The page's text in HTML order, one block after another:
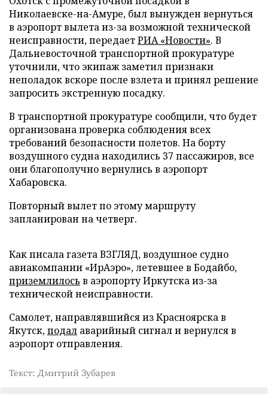
Николаевске-на-Амуре, был вынужден вернуться
в аэропорт вылета из-за возможной технической
неисправности, передаетРИА «Новости». В
Дальневосточной транспортной прокуратуре
уточнили, что экипаж заметил признаки
неполадок вскоре после взлета и принял решение
запросить экстренную посадку.
В транспортной прокуратуре сообщили, что будет
организована проверка соблюдения всех
требований безопасности полетов. На борту
воздушного судна находились 37 пассажиров, все
они благополучно вернулись в аэропорт
Хабаровска.
Повторный вылет по этому маршруту
запланирован на четверг.
Как писала газета ВЗГЛЯД, воздушное судно
авиакомпании «ИрАэро», летевшее в Бодайбо,
приземлилось в аэропорту Иркутска из-за
технической неисправности.
Самолет, направлявшийся из Красноярска в
Якутск,подал аварийный сигнал и вернулся в
аэропорт отправления.
Текст: Дмитрий Зубарев